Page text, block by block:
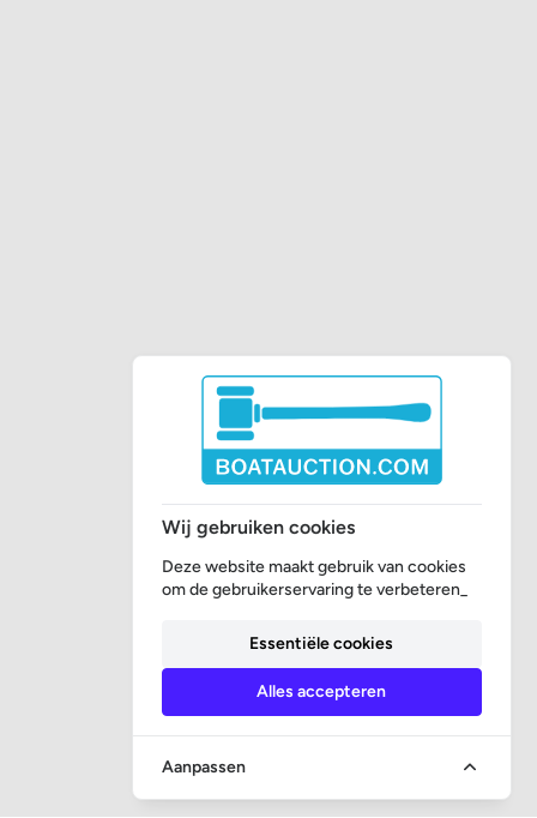
Wij gebruiken cookies
Deze website maakt gebruik van cookies
om de gebruikerservaring te verbeteren_
Essentiële cookies
Alles accepteren
Aanpassen